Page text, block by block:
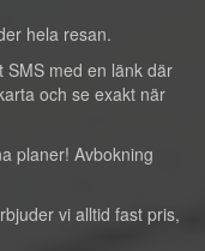
hela resan.
SMS med en länk där
och se exakt när
planer! Avbokning
vi alltid fast pris,